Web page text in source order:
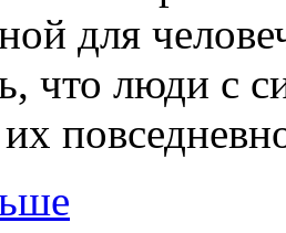
для
что люди с
их